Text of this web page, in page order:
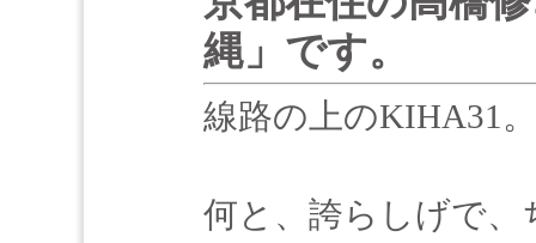
縄」です。
線路の上のKIHA31。
何と、誇らしげで